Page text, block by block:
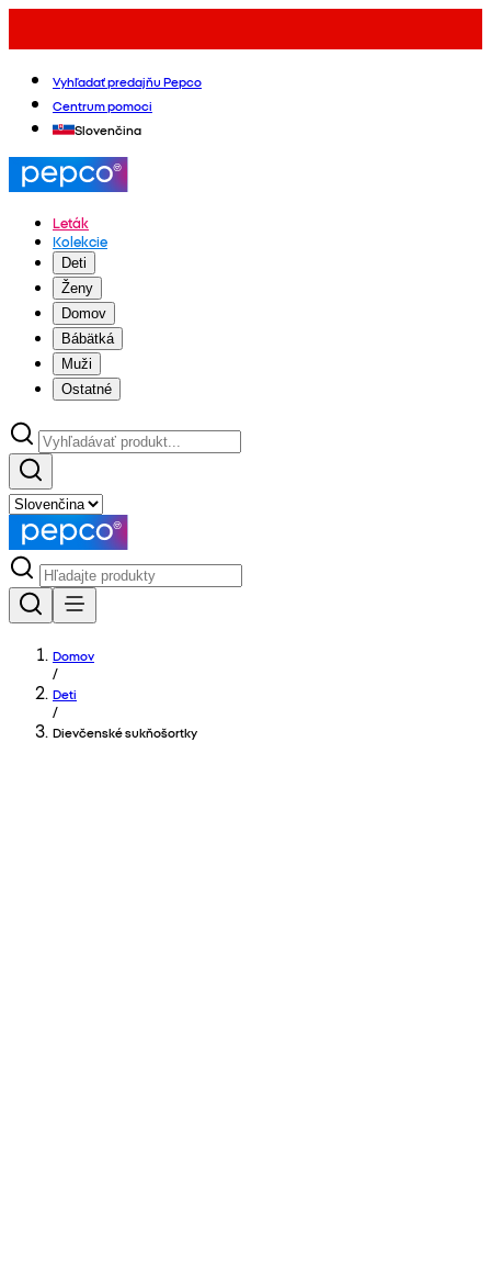
Vyhľadať predajňu Pepco
Centrum pomoci
Slovenčina
Leták
Kolekcie
Deti
Ženy
Domov
Bábätká
Muži
Ostatné
Domov
/
Deti
/
Dievčenské sukňošortky